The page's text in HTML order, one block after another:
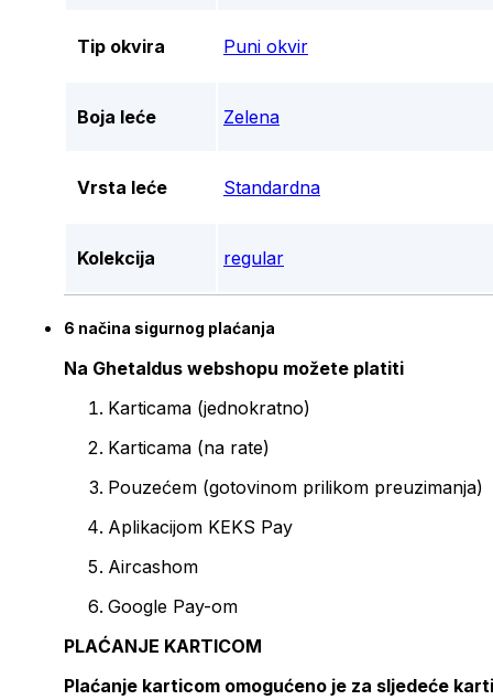
Tip okvira Puni okvir
Boja leće Zelena
Vrsta leće Standardna
Kolekcija regular
6 načina sigurnog plaćanja
Na Ghetaldus webshopu možete platiti
Karticama (jednokratno)
Karticama (na rate)
Pouzećem (gotovinom prilikom preuzimanja)
Aplikacijom KEKS Pay
Aircashom
Google Pay-om
PLAĆANJE KARTICOM
Plaćanje karticom omogućeno je za sljedeće